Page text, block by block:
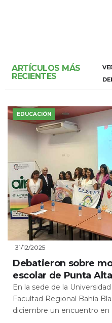
ARTÍCULOS MÁS
RECIENTES
EDUCACIÓN
31/12/2025
Debatieron sobre
escolar de Punta Alta
En la sede de la
Facultad Regional Bahía
diciembre un encuentro en